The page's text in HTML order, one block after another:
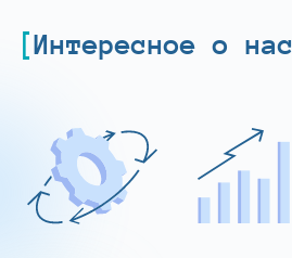
Интересное о нас